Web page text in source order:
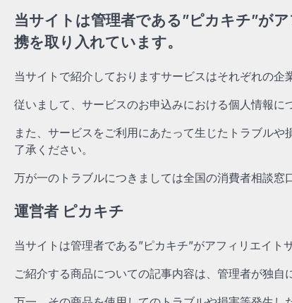
当サイトは管理者である”ピカキチ”が
携を取り入れています。
当サイトで紹介しておりますサービスはそれぞれの企
従いまして、サービスのお申込みにおける個人情報に
また、サービスをご利用にあたって生じたトラブル
了承ください。
万が一のトラブルにつきましては全国の消費者相談窓
運営者 ピカキチ
当サイトは管理者である”ピカキチ”がアフィリエイト
ご紹介する商品についての記事内容は、管理者が独自